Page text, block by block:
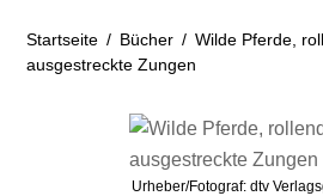
Startseite / Bücher / Wilde Pferde,
ausgestreckte Zungen
Urheber/Fotograf: dtv